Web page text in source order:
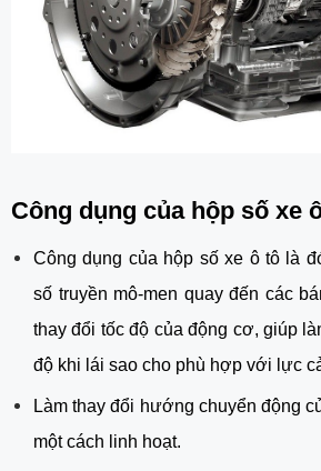
Công dụng của hộp số xe
Công dụng của hộp số xe ô tô là
số truyền mô-men quay đến các
thay đổi tốc độ của động cơ, giúp
độ khi lái sao cho phù hợp với lực
Làm thay đổi hướng chuyển động
một cách linh hoạt.